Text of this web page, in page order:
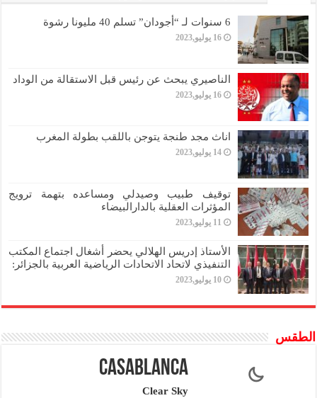
6 سنوات لـ “أجودان” تسلم 40 مليونا رشوة
16 يوليو,2023
الناصيري يبحث عن رئيس قبل الاستقالة من الوداد
16 يوليو,2023
اناث مجد طنجة يتوجن باللقب بطولة المغرب
14 يوليو,2023
توقيف طبيب وصيدلي ومساعده بتهمة ترويج
المؤثرات العقلية بالدارالبيضاء
11 يوليو,2023
الأستاذ إدريس الهلالي يحضر أشغال اجتماع المكتب
التنفيذي لاتحاد الاتحادات الرياضية العربية بالجزائر:
10 يوليو,2023
الطقس
Casablanca
Clear Sky